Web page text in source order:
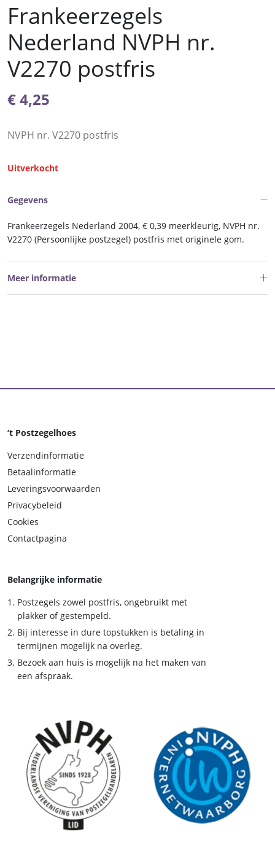
Frankeerzegels
Nederland NVPH nr.
V2270 postfris
€4,25
NVPH nr. V2270 postfris
Uitverkocht
Gegevens
Frankeerzegels Nederland 2004, € 0,39 meerkleurig, NVPH nr.
V2270 (Persoonlijke postzegel) postfris met originele gom.
Meer informatie
‘t Postzegelhoes
Verzendinformatie
Betaalinformatie
Leveringsvoorwaarden
Privacybeleid
Cookies
Contactpagina
Belangrijke informatie
Postzegels zowel postfris, ongebruikt met
plakker of gestempeld.
Bij interesse in dure topstukken is betaling in
termijnen mogelijk na overleg.
Bezoek aan huis is mogelijk na het maken van
een afspraak.